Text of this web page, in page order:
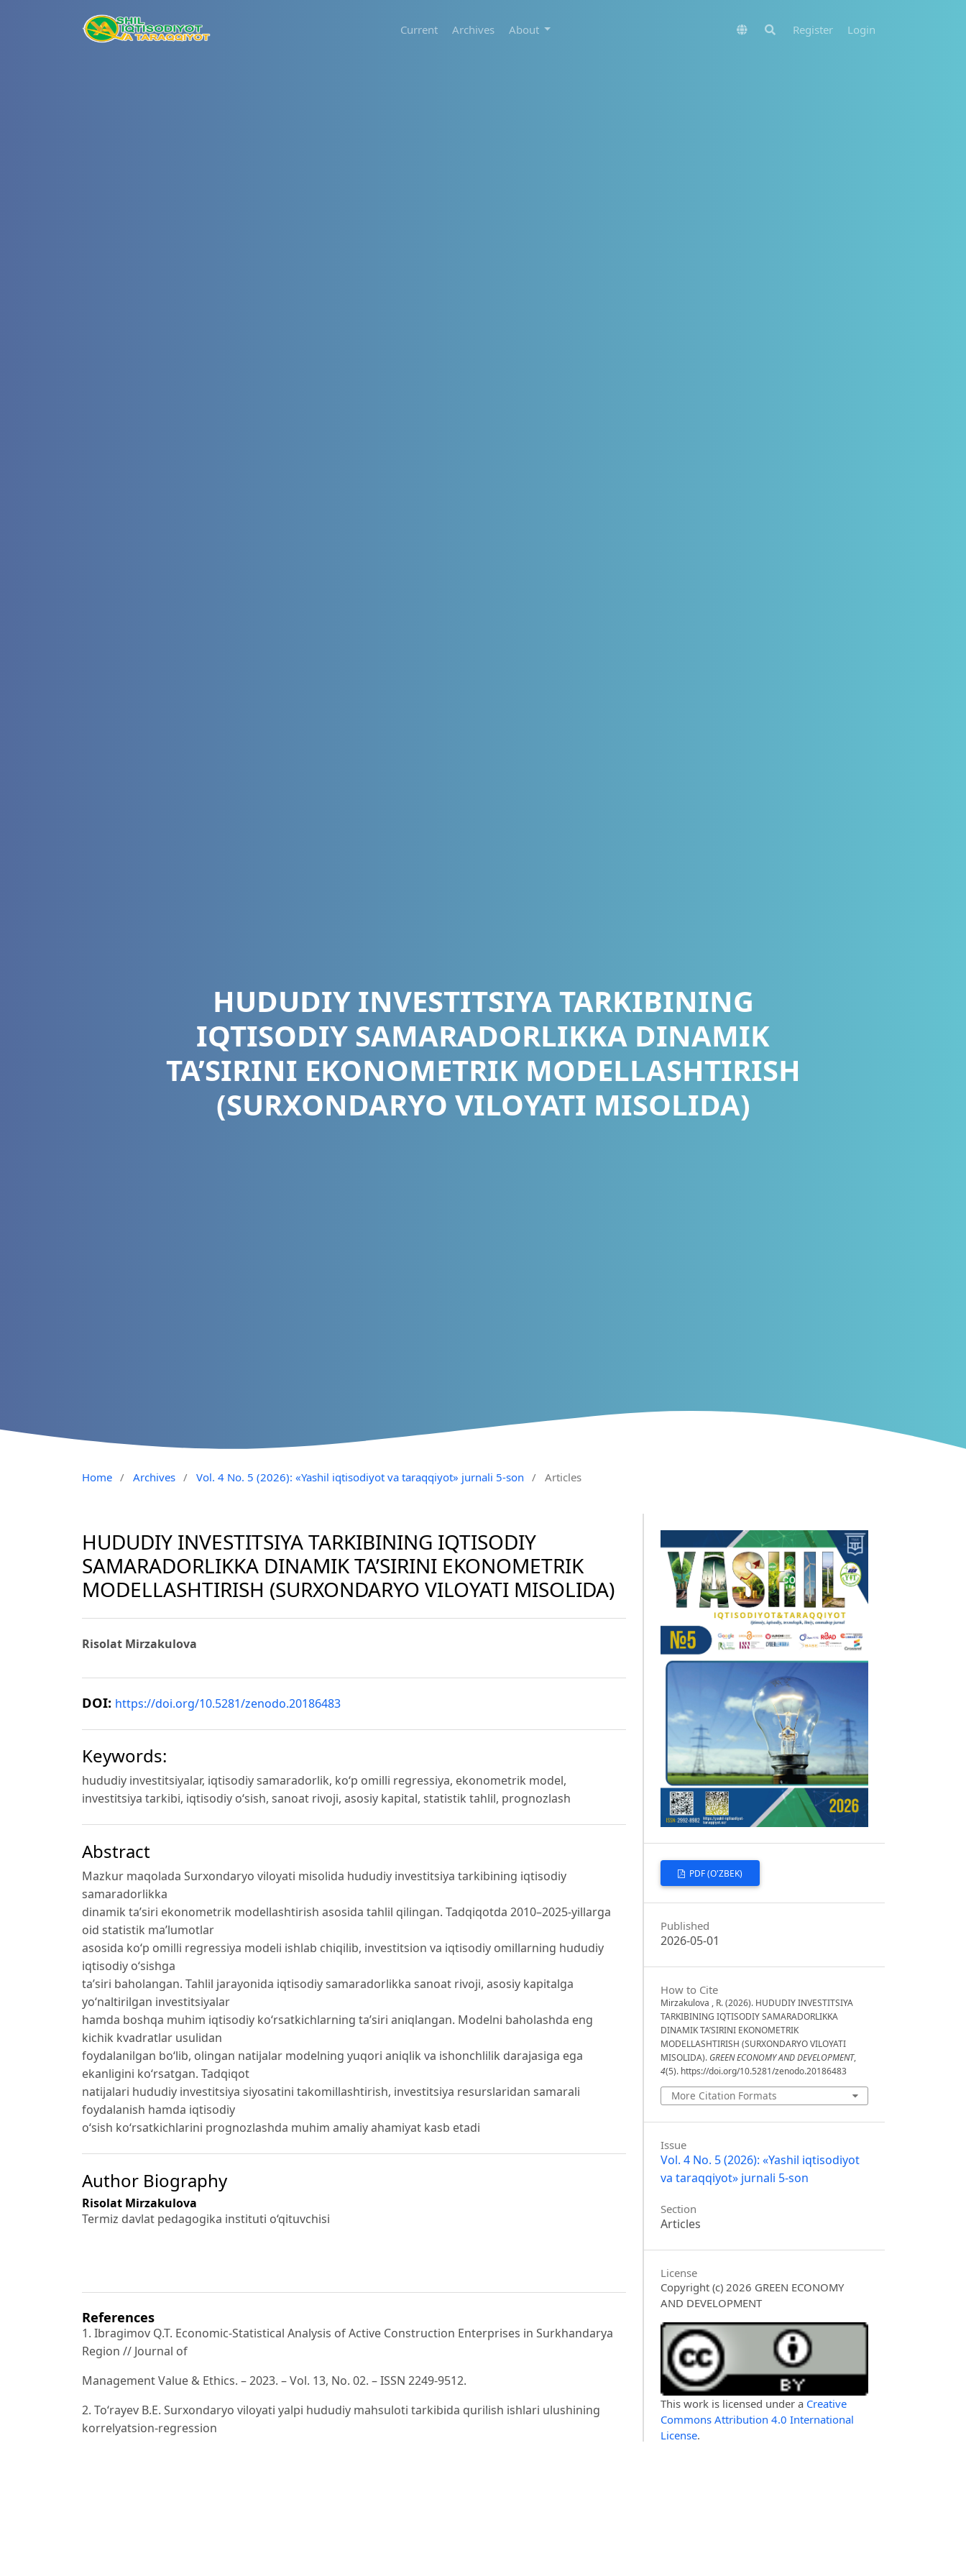
Current Archives About Register Login
HUDUDIY INVESTITSIYA TARKIBINING
IQTISODIY SAMARADORLIKKA DINAMIK
TA’SIRINI EKONOMETRIK MODELLASHTIRISH
(SURXONDARYO VILOYATI MISOLIDA)
Home / Archives / Vol. 4 No. 5 (2026): «Yashil iqtisodiyot va taraqqiyot» jurnali 5-son / Articles
HUDUDIY INVESTITSIYA TARKIBINING IQTISODIY
SAMARADORLIKKA DINAMIK TA’SIRINI EKONOMETRIK
MODELLASHTIRISH (SURXONDARYO VILOYATI MISOLIDA)
Risolat Mirzakulova
DOI: https://doi.org/10.5281/zenodo.20186483
Keywords:
hududiy investitsiyalar, iqtisodiy samaradorlik, ko‘p omilli regressiya, ekonometrik model,
investitsiya tarkibi, iqtisodiy o‘sish, sanoat rivoji, asosiy kapital, statistik tahlil, prognozlash
Abstract
Mazkur maqolada Surxondaryo viloyati misolida hududiy investitsiya tarkibining iqtisodiy
samaradorlikka
dinamik ta’siri ekonometrik modellashtirish asosida tahlil qilingan. Tadqiqotda 2010–2025-yillarga
oid statistik ma’lumotlar
asosida ko‘p omilli regressiya modeli ishlab chiqilib, investitsion va iqtisodiy omillarning hududiy
iqtisodiy o‘sishga
ta’siri baholangan. Tahlil jarayonida iqtisodiy samaradorlikka sanoat rivoji, asosiy kapitalga
yo‘naltirilgan investitsiyalar
hamda boshqa muhim iqtisodiy ko‘rsatkichlarning ta’siri aniqlangan. Modelni baholashda eng
kichik kvadratlar usulidan
foydalanilgan bo‘lib, olingan natijalar modelning yuqori aniqlik va ishonchlilik darajasiga ega
ekanligini ko‘rsatgan. Tadqiqot
natijalari hududiy investitsiya siyosatini takomillashtirish, investitsiya resurslaridan samarali
foydalanish hamda iqtisodiy
o‘sish ko‘rsatkichlarini prognozlashda muhim amaliy ahamiyat kasb etadi
Author Biography
Risolat Mirzakulova
Termiz davlat pedagogika instituti o‘qituvchisi
References
1. Ibragimov Q.T. Economic-Statistical Analysis of Active Construction Enterprises in Surkhandarya
Region // Journal of
Management Value & Ethics. – 2023. – Vol. 13, No. 02. – ISSN 2249-9512.
2. To‘rayev B.E. Surxondaryo viloyati yalpi hududiy mahsuloti tarkibida qurilish ishlari ulushining
korrelyatsion-regression
PDF (O'ZBEK)
Published
2026-05-01
How to Cite
Mirzakulova , R. (2026). HUDUDIY INVESTITSIYA
TARKIBINING IQTISODIY SAMARADORLIKKA
DINAMIK TA’SIRINI EKONOMETRIK
MODELLASHTIRISH (SURXONDARYO VILOYATI
MISOLIDA). GREEN ECONOMY AND DEVELOPMENT,
4(5). https://doi.org/10.5281/zenodo.20186483
More Citation Formats
Issue
Vol. 4 No. 5 (2026): «Yashil iqtisodiyot
va taraqqiyot» jurnali 5-son
Section
Articles
License
Copyright (c) 2026 GREEN ECONOMY
AND DEVELOPMENT
This work is licensed under a Creative
Commons Attribution 4.0 International
License.